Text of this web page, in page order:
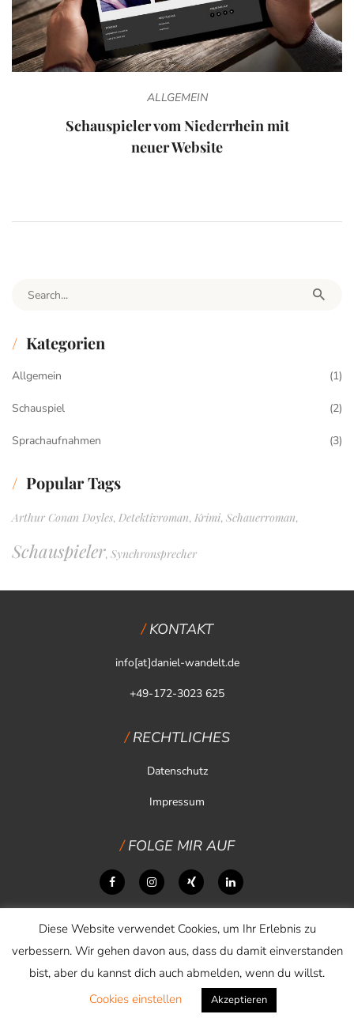
ALLGEMEIN
Schauspieler vom Niederrhein mit
neuer Website
Search for:
Kategorien
Allgemein (1)
Schauspiel (2)
Sprachaufnahmen (3)
Popular Tags
Arthur Conan Doyles, Detektivroman, Krimi, Schauerroman,
Schauspieler, Synchronsprecher
KONTAKT
info[at]daniel-wandelt.de
+49-172-3023 625
RECHTLICHES
Datenschutz
Impressum
FOLGE MIR AUF
Copyright © 2026 Daniel Wandelt
Diese Website verwendet Cookies, um Ihr Erlebnis zu
verbessern. Wir gehen davon aus, dass du damit einverstanden
bist, aber du kannst dich auch abmelden, wenn du willst.
Cookies einstellen
Akzeptieren